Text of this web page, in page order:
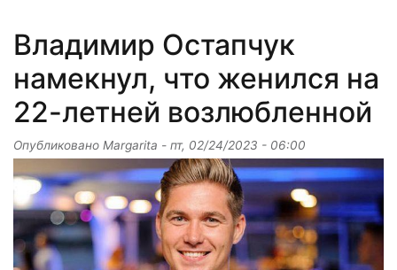
Владимир Остапчук
намекнул, что женился на
22-летней возлюбленной
Опубликовано Margarita - пт, 02/24/2023 - 06:00